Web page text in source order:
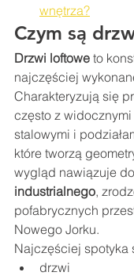
wnętrza?
Czym są
Drzwi loftowe to
najczęściej
Charakteryzują się
często z
stalowymi i
które tworzą
wygląd nawiązuje
industrialnego,
pofabrycznych
Nowego Jorku.
Najczęściej spotyka
drzwi